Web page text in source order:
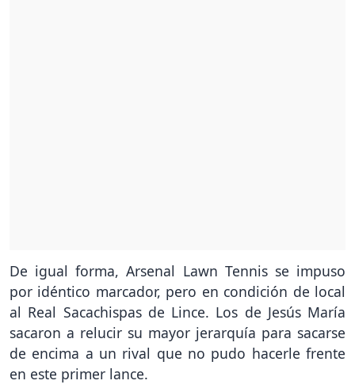
De igual forma, Arsenal Lawn Tennis se impuso
por idéntico marcador, pero en condición de local
al Real Sacachispas de Lince. Los de Jesús María
sacaron a relucir su mayor jerarquía para sacarse
de encima a un rival que no pudo hacerle frente
en este primer lance.